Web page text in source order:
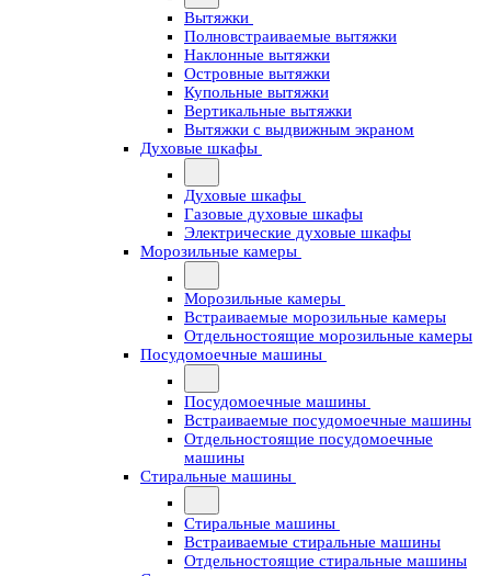
Вытяжки
Полновстраиваемые вытяжки
Наклонные вытяжки
Островные вытяжки
Купольные вытяжки
Вертикальные вытяжки
Вытяжки с выдвижным экраном
Духовые шкафы
Духовые шкафы
Газовые духовые шкафы
Электрические духовые шкафы
Морозильные камеры
Морозильные камеры
Встраиваемые морозильные камеры
Отдельностоящие морозильные камеры
Посудомоечные машины
Посудомоечные машины
Встраиваемые посудомоечные машины
Отдельностоящие посудомоечные
машины
Стиральные машины
Стиральные машины
Встраиваемые стиральные машины
Отдельностоящие стиральные машины